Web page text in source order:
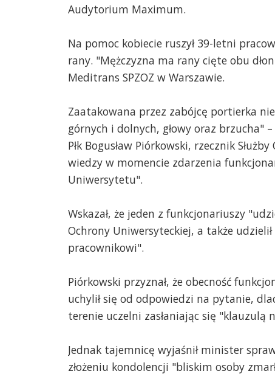
Audytorium Maximum.
Na pomoc kobiecie ruszył 39-letni
rany. "Mężczyzna ma rany cięte obu
Meditrans SPZOZ w Warszawie.
Zaatakowana przez zabójcę portierka
górnych i dolnych, głowy oraz brzucha"
Płk Bogusław Piórkowski, rzecznik
wiedzy w momencie zdarzenia
Uniwersytetu".
Wskazał, że jeden z funkcjonariuszy
Ochrony Uniwersyteckiej, a także
pracownikowi".
Piórkowski przyznał, że obecność
uchylił się od odpowiedzi na pytanie,
terenie uczelni zasłaniając się "klauzulą
Jednak tajemnicę wyjaśnił minister
złożeniu kondolencji "bliskim osoby